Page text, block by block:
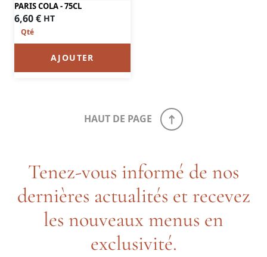
PARIS COLA - 75CL
6,60€ HT
AJOUTER
HAUT DE PAGE
Tenez-vous informé de nos
dernières actualités et recevez
les nouveaux menus en
exclusivité.